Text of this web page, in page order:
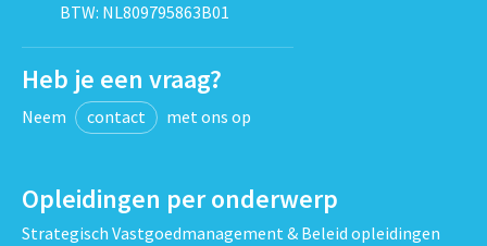
BTW: NL809795863B01
Heb je een vraag?
Neem contact met ons op
Opleidingen per onderwerp
Strategisch Vastgoedmanagement & Beleid opleidingen